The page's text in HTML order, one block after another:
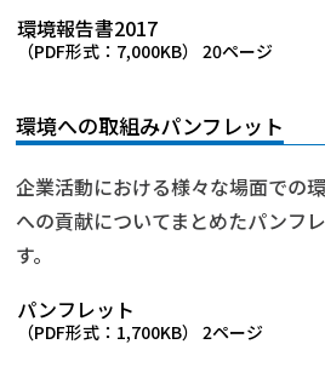
環境報告書2017
（PDF形式：7,000KB） 20ページ
環境への取組みパンフレット
企業活動における様々な場面での
への貢献についてまとめたパンフ
す。
パンフレット
（PDF形式：1,700KB） 2ページ